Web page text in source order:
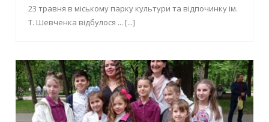
23 травня в міському парку культури та відпочинку ім.
Т. Шевченка відбулося ... [...]